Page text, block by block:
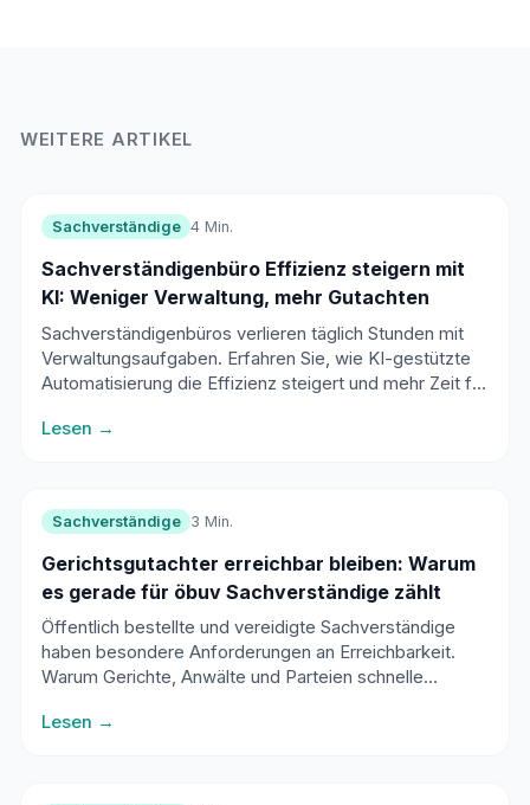
WEITERE ARTIKEL
Sachverständige 4 Min.
Sachverständigenbüro Effizienz steigern mit
KI: Weniger Verwaltung, mehr Gutachten
Sachverständigenbüros verlieren täglich Stunden mit
Verwaltungsaufgaben. Erfahren Sie, wie KI-gestützte
Automatisierung die Effizienz steigert und mehr Zeit für
Lesen →
Sachverständige 3 Min.
Gerichtsgutachter erreichbar bleiben: Warum
es gerade für öbuv Sachverständige zählt
Öffentlich bestellte und vereidigte Sachverständige
haben besondere Anforderungen an Erreichbarkeit.
Warum Gerichte, Anwälte und Parteien schnelle
Lesen →